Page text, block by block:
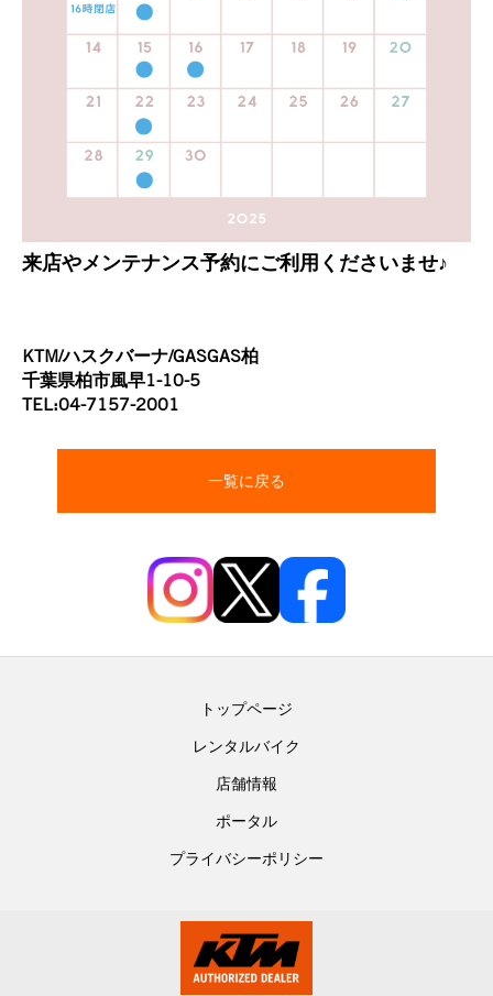
来店やメンテナンス予約にご利用くださいませ♪
KTM/ハスクバーナ/GASGAS柏
千葉県柏市風早1-10-5
TEL:04-7157-2001
一覧に戻る
トップページ
レンタルバイク
店舗情報
ポータル
プライバシーポリシー